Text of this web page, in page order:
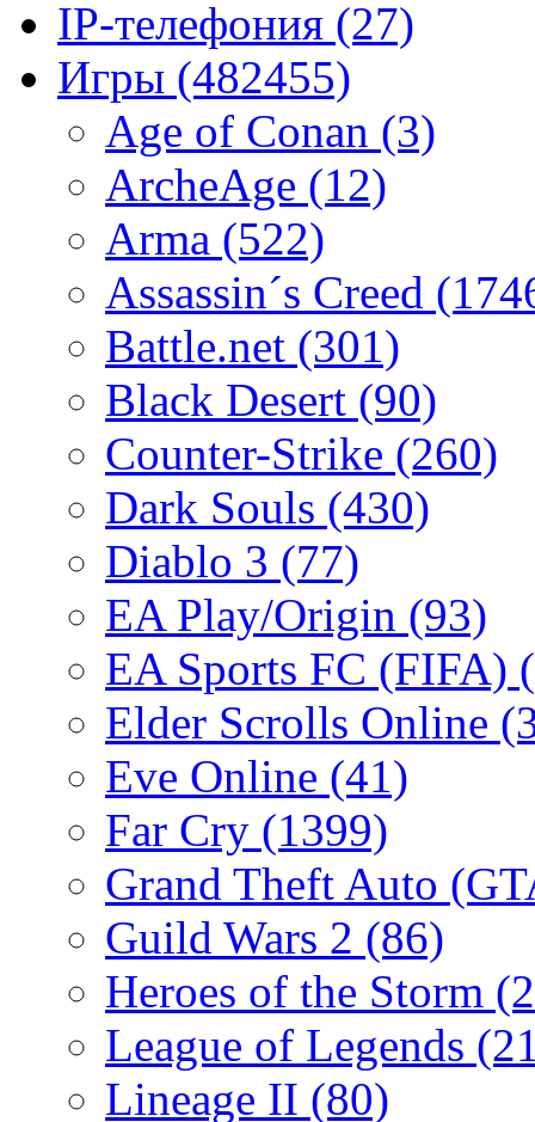
IP-телефония (27)
Игры (482455)
Age of Conan (3)
ArcheAge (12)
Arma (522)
Assassin´s Creed
Battle.net (301)
Black Desert (90)
Counter-Strike (260)
Dark Souls (430)
Diablo 3 (77)
EA Play/Origin (93)
EA Sports FC (FIFA)
Elder Scrolls Online
Eve Online (41)
Far Cry (1399)
Grand Theft Auto
Guild Wars 2 (86)
Heroes of the Storm
League of Legends
Lineage II (80)